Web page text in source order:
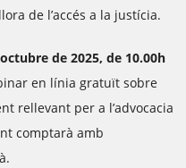
de l’accés a la justícia.
de 2025, de 10.00h
en línia gratuït sobre
rellevant per a l’advocacia
comptarà amb